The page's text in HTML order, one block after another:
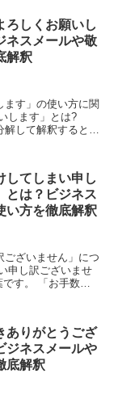
ろしくお願いし
ネスメールや敬
解釈
ます」の使い方に関
します」とは?
解して解釈すると
してしまい申し
とは？ビジネス
い方を徹底解釈
ございません」につ
申し訳ございませ
す。 「お手数」
ありがとうござ
ジネスメールや
底解釈